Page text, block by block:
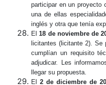
participar en un proyecto
una de ellas
inglés y otra que tenía
El 18 de noviembre de
licitantes (licitante 2). Se
cumplían un requisito
adjudicar. Les
llegar su propuesta.
El 2 de diciembre de